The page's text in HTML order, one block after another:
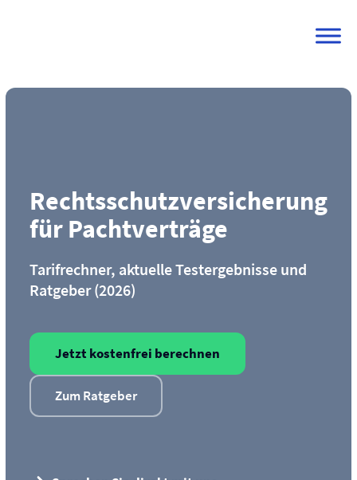
Rechtsschutz­versicherung
für Pachtverträge
Tarifrechner, aktuelle Testergebnisse und
Ratgeber (2026)
Jetzt kostenfrei berechnen
Zum Ratgeber